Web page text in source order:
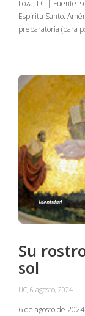
Loza, LC | Fuente:
Espíritu Santo.
preparatoria (para
Identidad
Su
sol
UC, 6 agosto, 2024
6 de agosto de